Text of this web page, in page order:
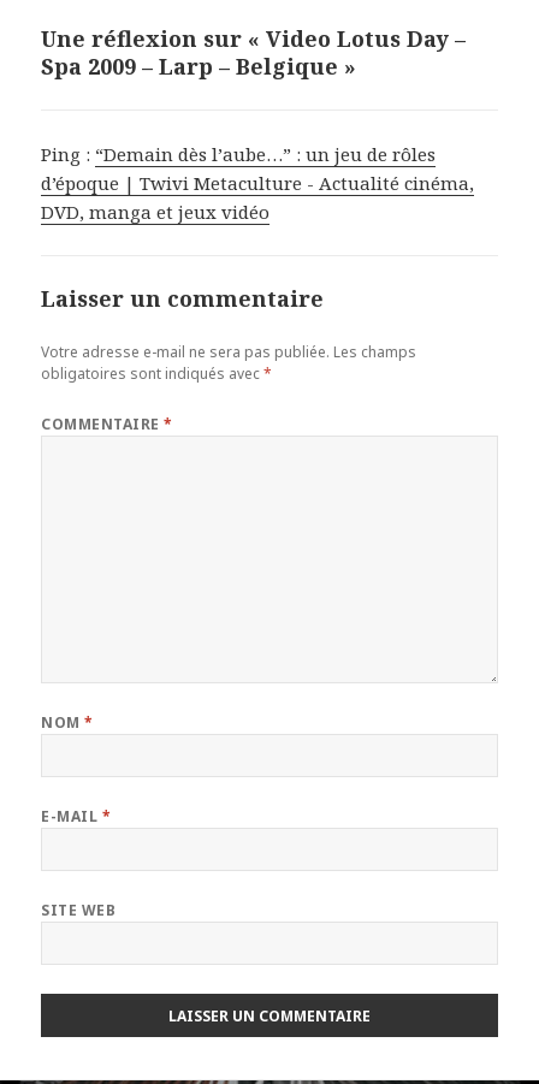
Une réflexion sur « Video Lotus Day –
Spa 2009 – Larp – Belgique »
Ping : “Demain dès l’aube…” : un jeu de rôles
d’époque | Twivi Metaculture - Actualité cinéma,
DVD, manga et jeux vidéo
Laisser un commentaire
Votre adresse e-mail ne sera pas publiée. Les champs
obligatoires sont indiqués avec*
COMMENTAIRE*
NOM*
E-MAIL *
SITE WEB